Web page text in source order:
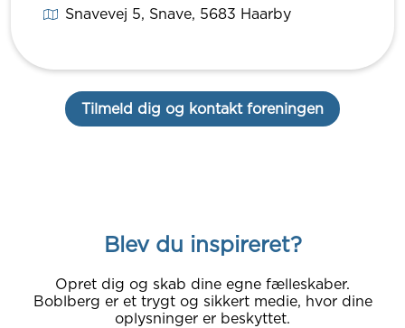
Snavevej 5, Snave, 5683 Haarby
Tilmeld dig og kontakt foreningen
Blev du inspireret?
Opret dig og skab dine egne fælleskaber.
Boblberg er et trygt og sikkert medie, hvor dine
oplysninger er beskyttet.